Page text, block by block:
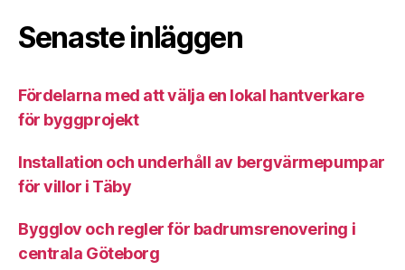
Senaste inläggen
Fördelarna med att välja en lokal hantverkare
för byggprojekt
Installation och underhåll av bergvärmepumpar
för villor i Täby
Bygglov och regler för badrumsrenovering i
centrala Göteborg